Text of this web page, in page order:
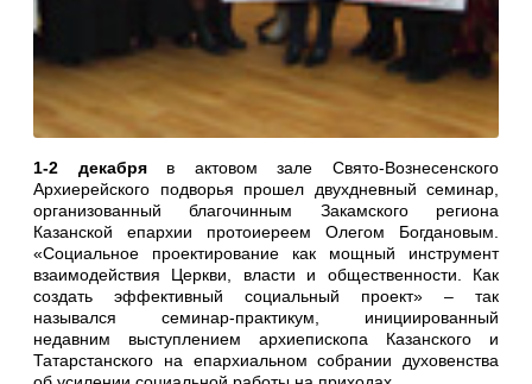
1-2 декабряв актовом зале Свято-Вознесенского
Архиерейского подворья прошел двухдневный семинар,
организованный благочинным Закамского региона
Казанской епархии протоиереем Олегом Богдановым.
«Социальное проектирование как мощный инструмент
взаимодействия Церкви, власти и общественности. Как
создать эффективный социальный проект» – так
назывался семинар-практикум, инициированный
недавним выступлением архиепископа Казанского и
Татарстанского на епархиальном собрании духовенства